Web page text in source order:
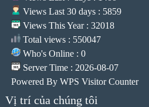
Views Last 30 days : 5859
Views This Year : 32018
Total views : 550047
Who's Online : 0
Server Time : 2026-08-07
Powered By WPS Visitor Counter
Vị trí của chúng tôi